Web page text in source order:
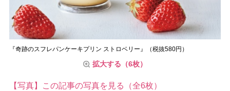
『奇跡のスフレパンケーキプリン ストロベリー』（税抜580円）
拡大する（6枚）
【写真】この記事の写真を見る（全6枚）